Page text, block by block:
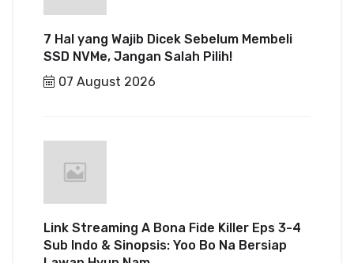
7 Hal yang Wajib Dicek Sebelum Membeli
SSD NVMe, Jangan Salah Pilih!
07 August 2026
Link Streaming A Bona Fide Killer Eps 3-4
Sub Indo & Sinopsis: Yoo Bo Na Bersiap